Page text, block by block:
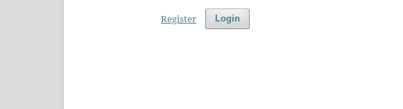
Login
Register